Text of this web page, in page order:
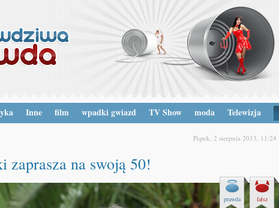
Inne film wpadki gwiazd TV Show moda Telewizja
Piątek, 2 sierpnia 2013, 11:24
zaprasza na swoją 50!
prawda fałsz